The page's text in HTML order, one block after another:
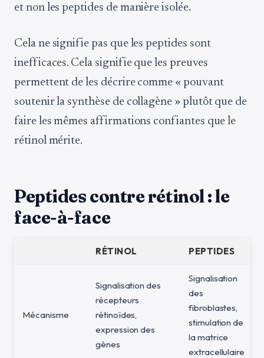
et non les peptides de manière isolée.
Cela ne signifie pas que les peptides sont
inefficaces. Cela signifie que les preuves
permettent de les décrire comme « pouvant
soutenir la synthèse de collagène » plutôt que de
faire les mêmes affirmations confiantes que le
rétinol mérite.
Peptides contre rétinol : le
face-à-face
RÉTINOL PEPTIDES
Mécanisme
Signalisation des
récepteurs
rétinoïdes,
expression des
gènes
Signalisation
des
fibroblastes,
stimulation de
la matrice
extracellulaire